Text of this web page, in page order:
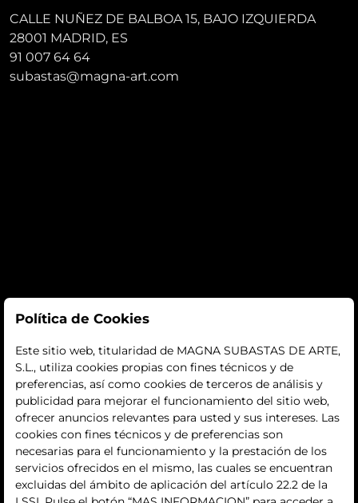
CALLE NUÑEZ DE BALBOA 15, BAJO IZQUIERDA
28001 MADRID, ES
91 007 64 64
subastas@magna-art.com
Subastas
subastas
histórico
La empresa
quiénes somos
contacto
Política de Cookies
Este sitio web, titularidad de MAGNA SUBASTAS DE ARTE,
S.L., utiliza cookies propias con fines técnicos y de
preferencias, así como cookies de terceros de análisis y
publicidad para mejorar el funcionamiento del sitio web,
ofrecer anuncios relevantes para usted y sus intereses. Las
cookies con fines técnicos y de preferencias son
necesarias para el funcionamiento y la prestación de los
servicios ofrecidos en el mismo, las cuales se encuentran
excluidas del ámbito de aplicación del artículo 22.2 de la